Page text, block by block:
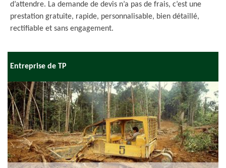
d’attendre. La demande de devis n’a pas de frais, c’est une
prestation gratuite, rapide, personnalisable, bien détaillé,
rectifiable et sans engagement.
Entreprise de TP